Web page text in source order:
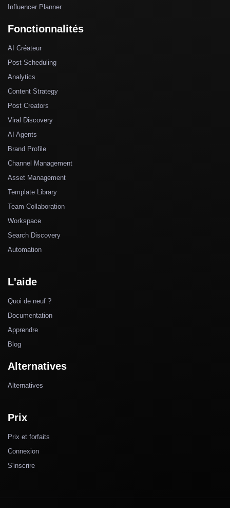
Influencer Planner
Fonctionnalités
AI Créateur
Post Scheduling
Analytics
Content Strategy
Post Creators
Viral Discovery
AI Agents
Brand Profile
Channel Management
Asset Management
Template Library
Team Collaboration
Workspace
Search Discovery
Automation
L'aide
Quoi de neuf ?
Documentation
Apprendre
Blog
Alternatives
Alternatives
Prix
Prix et forfaits
Connexion
S'inscrire